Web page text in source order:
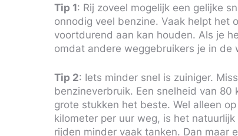
Tip 1: Rij zoveel mogelijk een gelijke
onnodig veel benzine. Vaak helpt het
voortdurend aan kan houden. Als je
omdat andere weggebruikers je in de
Tip 2: Iets minder snel is zuiniger.
benzineverbruik. Een snelheid van
grote stukken het beste. Wel alleen
kilometer per uur weg, is het
rijden minder vaak tanken. Dan maar